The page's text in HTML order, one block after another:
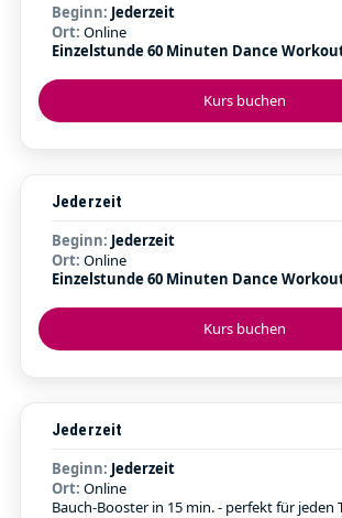
Kurs buchen
Beginn: Jederzeit
Ort: Online
Einzelstunde 60 Minuten Dance
Kurs buchen
Jederzeit
Beginn: Jederzeit
Ort: Online
Einzelstunde 60 Minuten Dance
Jederzeit
Beginn: Jederzeit
Ort: Online
Bauch-Booster in 15 min. - perfekt für jeden